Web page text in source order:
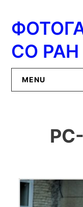
содержимому
СО РАН
MENU